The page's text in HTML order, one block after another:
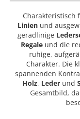
Charakteristisch
Linien und
geradlinige
Regale und die
ruhige,
Charakter. Die
spannenden
Holz, Leder und
Gesamtbild,